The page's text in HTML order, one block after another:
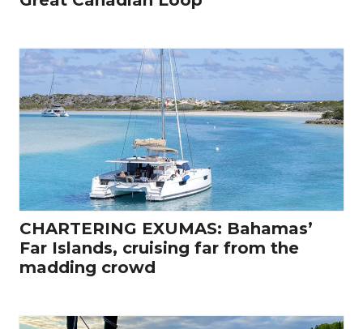
CHARTERING EXUMAS: Bahamas’
Far Islands, cruising far from the
madding crowd